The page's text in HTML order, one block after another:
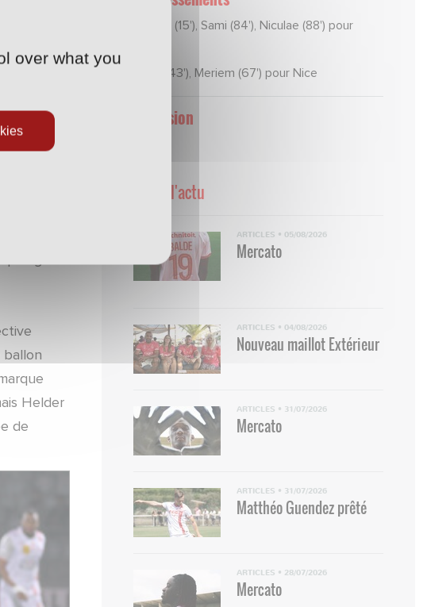
sa
centre
40’). La
ballon
Helder
de
Diakité (15'), Sami (84'), Niculae (88') pour
Palun (43'), Meriem (67') pour Nice
Expulsion
Toute l'actu
ARTICLES • 05/08/2026
Mercato
ARTICLES • 04/08/2026
Nouveau maillot Extérieur
ARTICLES • 31/07/2026
Mercato
ARTICLES • 31/07/2026
Matthéo Guendez prêté
ARTICLES • 28/07/2026
Mercato
over what you